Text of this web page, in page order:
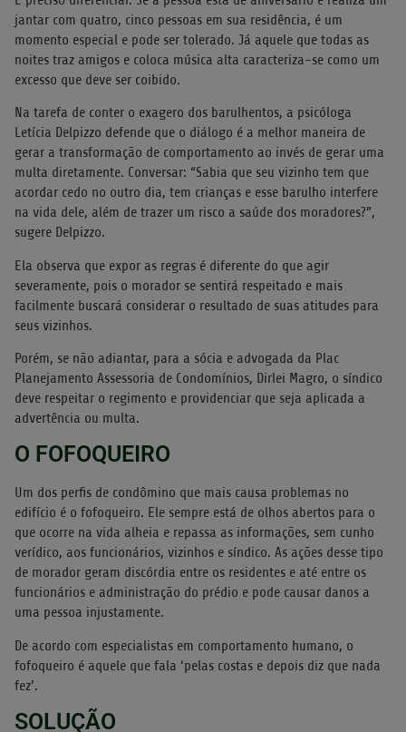
jantar com quatro, cinco pessoas em sua residência, é um
momento especial e pode ser tolerado. Já aquele que todas as
noites traz amigos e coloca música alta caracteriza-se como um
excesso que deve ser coibido.
Na tarefa de conter o exagero dos barulhentos, a psicóloga
Letícia Delpizzo defende que o diálogo é a melhor maneira de
gerar a transformação de comportamento ao invés de gerar uma
multa diretamente. Conversar: “Sabia que seu vizinho tem que
acordar cedo no outro dia, tem crianças e esse barulho interfere
na vida dele, além de trazer um risco a saúde dos moradores?”,
sugere Delpizzo.
Ela observa que expor as regras é diferente do que agir
severamente, pois o morador se sentirá respeitado e mais
facilmente buscará considerar o resultado de suas atitudes para
seus vizinhos.
Porém, se não adiantar, para a sócia e advogada da Plac
Planejamento Assessoria de Condomínios, Dirlei Magro, o síndico
deve respeitar o regimento e providenciar que seja aplicada a
advertência ou multa.
O FOFOQUEIRO
Um dos perfis de condômino que mais causa problemas no
edifício é o fofoqueiro. Ele sempre está de olhos abertos para o
que ocorre na vida alheia e repassa as informações, sem cunho
verídico, aos funcionários, vizinhos e síndico. As ações desse tipo
de morador geram discórdia entre os residentes e até entre os
funcionários e administração do prédio e pode causar danos a
uma pessoa injustamente.
De acordo com especialistas em comportamento humano, o
fofoqueiro é aquele que fala ‘pelas costas e depois diz que nada
fez’.
SOLUÇÃO